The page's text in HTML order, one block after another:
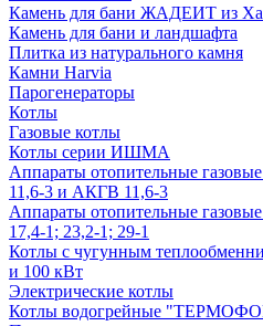
Камень для бани ЖАДЕИТ из
Камень для бани и ландшафта
Плитка из натурального камня
Камни Harvia
Парогенераторы
Котлы
Газовые котлы
Котлы серии ИШМА
Аппараты отопительные
11,6-3 и АКГВ 11,6-3
Аппараты отопительные
17,4-1; 23,2-1; 29-1
Котлы с чугунным
и 100 кВт
Электрические котлы
Котлы водогрейные